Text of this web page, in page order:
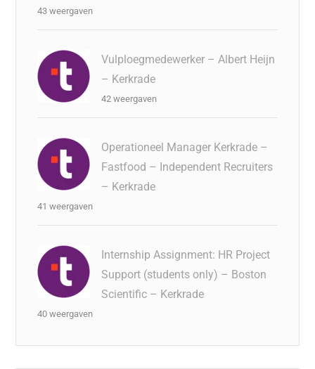
43 weergaven
Vulploegmedewerker – Albert Heijn
– Kerkrade
42 weergaven
Operationeel Manager Kerkrade –
Fastfood – Independent Recruiters
– Kerkrade
41 weergaven
Internship Assignment: HR Project
Support (students only) – Boston
Scientific – Kerkrade
40 weergaven